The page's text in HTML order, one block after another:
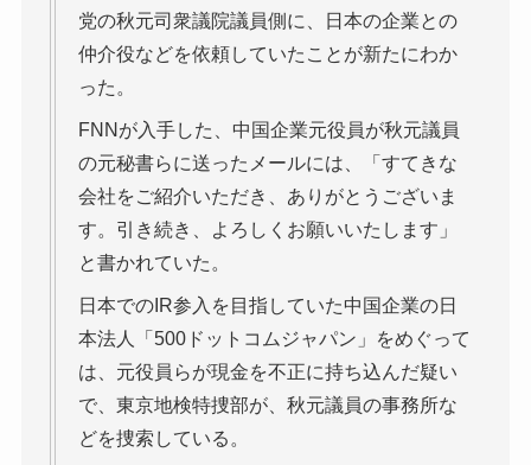
党の秋元司衆議院議員側に、日本の企業との
仲介役などを依頼していたことが新たにわか
った。
FNNが入手した、中国企業元役員が秋元議員
の元秘書らに送ったメールには、「すてきな
会社をご紹介いただき、ありがとうございま
す。引き続き、よろしくお願いいたします」
と書かれていた。
日本でのIR参入を目指していた中国企業の日
本法人「500ドットコムジャパン」をめぐって
は、元役員らが現金を不正に持ち込んだ疑い
で、東京地検特捜部が、秋元議員の事務所な
どを捜索している。